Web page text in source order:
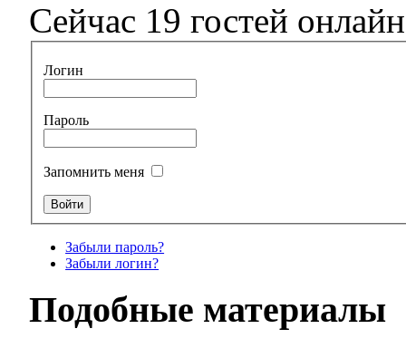
Сейчас 19 гостей онлайн
Логин
Пароль
Запомнить меня
Забыли пароль?
Забыли логин?
Подобные материалы